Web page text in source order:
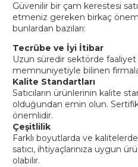
Güvenilir bir çam kerestesi
etmeniz gereken birkaç
bunlardan bazıları:
Tecrübe ve İyi İtibar
Uzun süredir sektörde
memnuniyetiyle bilinen
Kalite Standartları
Satıcıların ürünlerinin kalite
olduğundan emin olun.
önemlidir.
Çeşitlilik
Farklı boyutlarda ve
satıcı, ihtiyaçlarınıza uygun
olabilir.